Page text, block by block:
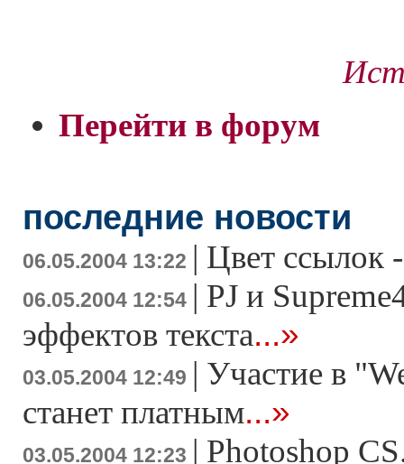
Перейти в форум
последние новости
06.05.2004 13:22 | Цвет ссылок
06.05.2004 12:54 | PJ и
эффектов текста...»
03.05.2004 12:49 | Участие в
станет платным...»
03.05.2004 12:23 | Photoshop